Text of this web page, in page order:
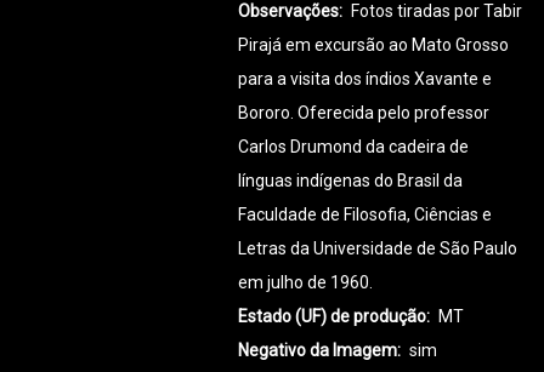
Observações
Fotos tiradas por Tabir
Pirajá em excursão ao Mato Grosso
para a visita dos índios Xavante e
Bororo. Oferecida pelo professor
Carlos Drumond da cadeira de
línguas indígenas do Brasil da
Faculdade de Filosofia, Ciências e
Letras da Universidade de São Paulo
em julho de 1960.
Estado (UF) de produção
MT
Negativo da Imagem
sim